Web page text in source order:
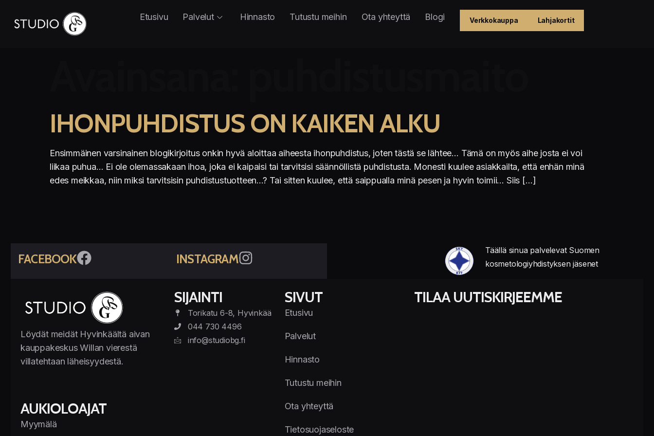
Etusivu Palvelut Hinnasto Tutustu meihin Ota yhteyttä Blogi Verkkokauppa Lahjakortit
IHONPUHDISTUS ON KAIKEN ALKU
Ensimmäinen varsinainen blogikirjoitus onkin hyvä aloittaa aiheesta ihonpuhdistus, joten tästä se lähtee… Tämä on myös aihe josta ei voi
liikaa puhua… Ei ole olemassakaan ihoa, joka ei kaipaisi tai tarvitsisi säännöllistä puhdistusta. Monesti kuulee asiakkailta, että enhän minä
edes meikkaa, niin miksi tarvitsisin puhdistustuotteen…? Tai sitten kuulee, että saippualla minä pesen ja hyvin toimii… Siis […]
FACEBOOK INSTAGRAM
Täällä sinua palvelevat Suomen
kosmetologiyhdistyksen jäsenet
Löydät meidät Hyvinkäältä aivan
kauppakeskus Willan vierestä
villatehtaan läheisyydestä.
AUKIOLOAJAT
Myymälä
SIJAINTI
Torikatu 6-8, Hyvinkää
044 730 4496
info@studiobg.fi
SIVUT
Etusivu
Palvelut
Hinnasto
Tutustu meihin
Ota yhteyttä
Tietosuojaseloste
TILAA UUTISKIRJEEMME